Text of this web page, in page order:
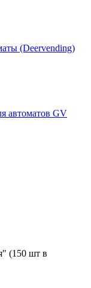
(Deervending)
автоматов GV
(150 шт в